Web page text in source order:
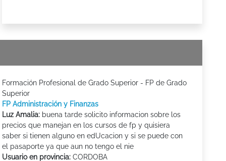
Formación Profesional de Grado Superior - FP de Grado
Superior
FP Administración y Finanzas
Luz Amalia: buena tarde solicito informacion sobre los
precios que manejan en los cursos de fp y quisiera
saber si tienen alguno en edUcacion y si se puede con
el pasaporte ya que aun no tengo el nie
Usuario en provincia: CORDOBA